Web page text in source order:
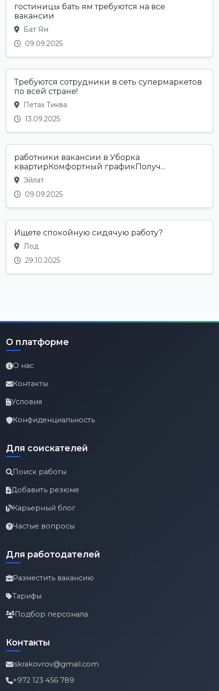
гостиницы бать ям требуются на все
вакансии
Бат Ям
09.09.2025
Требуются сотрудники в сеть супермаркетов
по всей стране!
Петах Тиква
13.09.2025
работники вакансии в Уборка
квартирКомфортный графикПолуч...
Эйлат
09.09.2025
Ищете спокойную сидячую работу?
Лод
29.10.2025
О платформе
О нас
Контакты
Условия
Конфиденциальность
Для соискателей
Поиск работы
Добавить резюме
Карьерный блог
Частые вопросы
Для работодателей
Разместить вакансию
Тарифы
Подбор персонала
Контакты
iskrakovrov@gmail.com
+972 123 456 789